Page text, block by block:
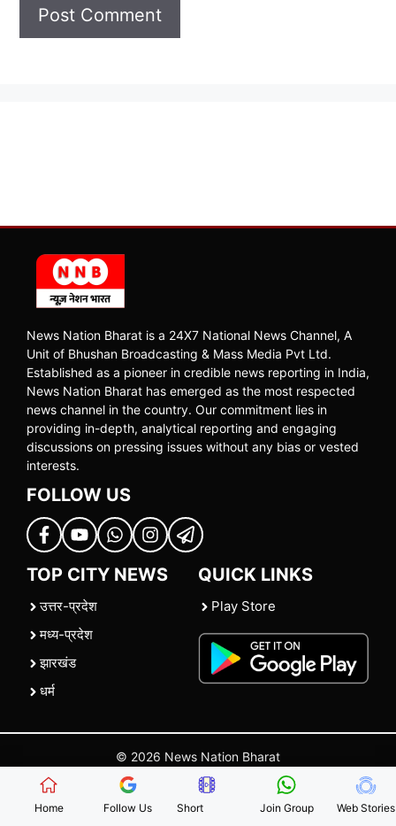
News Nation Bharat is a 24X7 National News Channel, A
Unit of Bhushan Broadcasting & Mass Media Pvt Ltd.
Established as a pioneer in credible news reporting in India,
News Nation Bharat has emerged as the most respected
news channel in the country. Our commitment lies in
providing in-depth, analytical reporting and engaging
discussions on pressing issues without any bias or vested
interests.
FOLLOW US
TOP CITY NEWS
उत्तर-प्रदेश
मध्य-प्रदेश
झारखंड
धर्म
QUICK LINKS
Play Store
© 2026 News Nation Bharat
| |Contact Us |Policies Terms and Conditions
Home Follow Us
Short
Join Group Web Stories